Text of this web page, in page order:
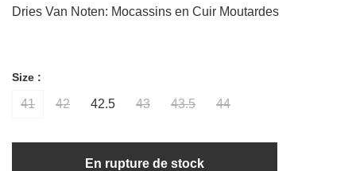
Dries Van Noten: Mocassins en Cuir Moutardes
Size :
41 42 42.5 43 43.5 44
En rupture de stock